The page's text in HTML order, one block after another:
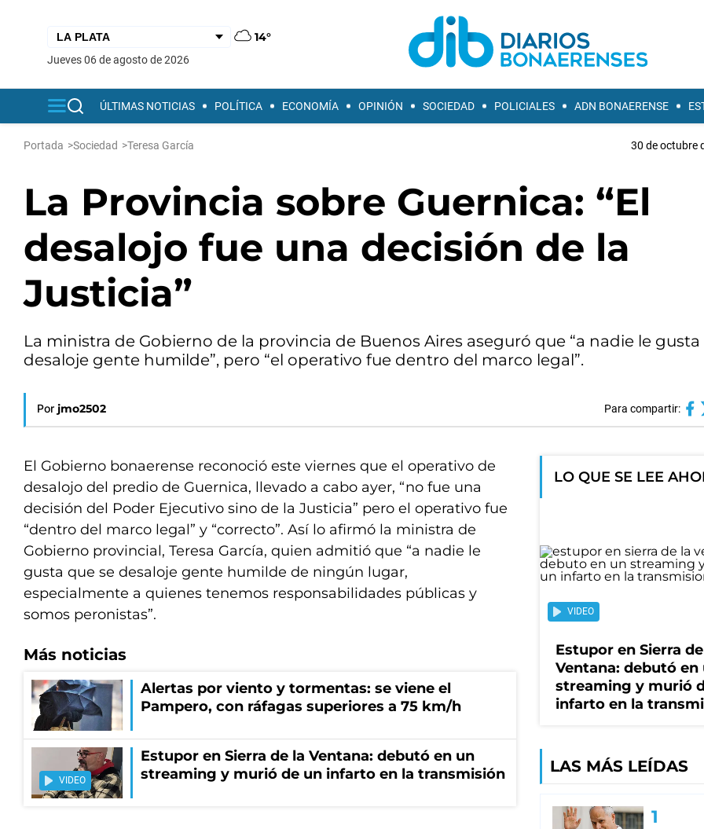
14°
jueves 06 de agosto de 2026
ÚLTIMAS NOTICIAS POLÍTICA ECONOMÍA OPINIÓN SOCIEDAD POLICIALES ADN BONAERENSE
Portada >Sociedad >Teresa García 30 de octubre
La Provincia sobre Guernica: “El
desalojo fue una decisión de la
Justicia”
La ministra de Gobierno de la provincia de Buenos Aires aseguró que “a nadie le gusta
desaloje gente humilde”, pero “el operativo fue dentro del marco legal”.
Por jmo2502 Para compartir:
El Gobierno bonaerense reconoció este viernes que el operativo de
desalojo del predio de Guernica, llevado a cabo ayer, “no fue una
decisión del Poder Ejecutivo sino de la Justicia” pero el operativo fue
“dentro del marco legal” y “correcto”. Así lo afirmó la ministra de
Gobierno provincial, Teresa García, quien admitió que “a nadie le
gusta que se desaloje gente humilde de ningún lugar,
especialmente a quienes tenemos responsabilidades públicas y
somos peronistas”.
Más noticias
Alertas por viento y tormentas: se viene el
Pampero, con ráfagas superiores a 75 km/h
VIDEO
Estupor en Sierra de la Ventana: debutó en un
streaming y murió de un infarto en la transmisión
LO QUE SE LEE
VIDEO
Estupor en Sierra
Ventana: debutó en
streaming y murió
infarto en la
LAS MÁS LEÍDAS